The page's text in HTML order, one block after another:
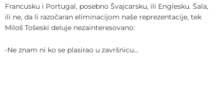
Francusku i Portugal, posebno Švajcarsku, ili Englesku. Šala,
ili ne, da li razočaran eliminacijom naše reprezentacije, tek
Miloš Tošeski deluje nezainteresovano:
-Ne znam ni ko se plasirao u završnicu…